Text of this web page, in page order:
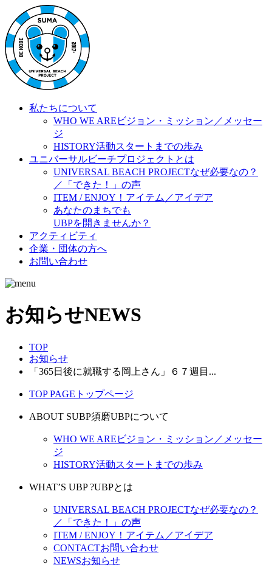
私たちについて
WHO WE ARE ビジョン・ミッション／メッセー
ジ
HISTORY活動スタートまでの歩み
ユニバーサルビーチプロジェクトとは
UNIVERSAL BEACH PROJECTなぜ必要なの？
／「できた！」の声
ITEM / ENJOY！ アイテム／アイデア
あなたのまちでも
UBPを開きませんか？
アクティビティ
企業・団体の方へ
お問い合わせ
お知らせNEWS
TOP
お知らせ
「365日後に就職する岡上さん」６７週目...
TOP PAGE トップページ
ABOUT SUBP須磨UBPについて
WHO WE ARE ビジョン・ミッション／メッセー
ジ
HISTORY活動スタートまでの歩み
WHAT’S UBP ?UBPとは
UNIVERSAL BEACH PROJECTなぜ必要なの？
／「できた！」の声
ITEM / ENJOY！ アイテム／アイデア
CONTACTお問い合わせ
NEWSお知らせ